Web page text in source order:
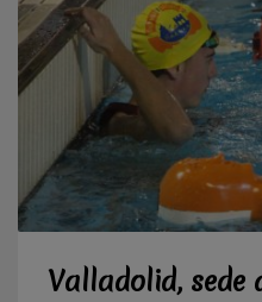
Valladolid, sede